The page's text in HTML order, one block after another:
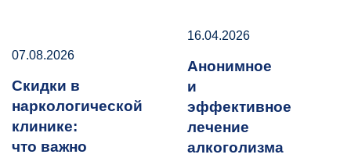
07.08.2026
Скидки в
наркологической
клинике:
что важно
16.04.2026
Анонимное
и
эффективное
лечение
алкоголизма